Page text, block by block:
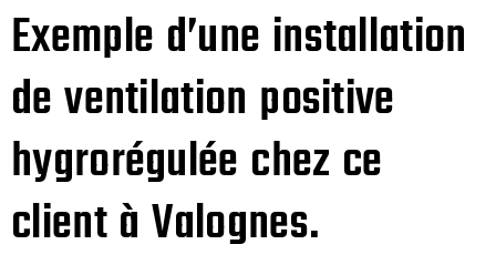
Exemple d’une installation
de ventilation positive
hygrorégulée chez ce
client à Valognes.